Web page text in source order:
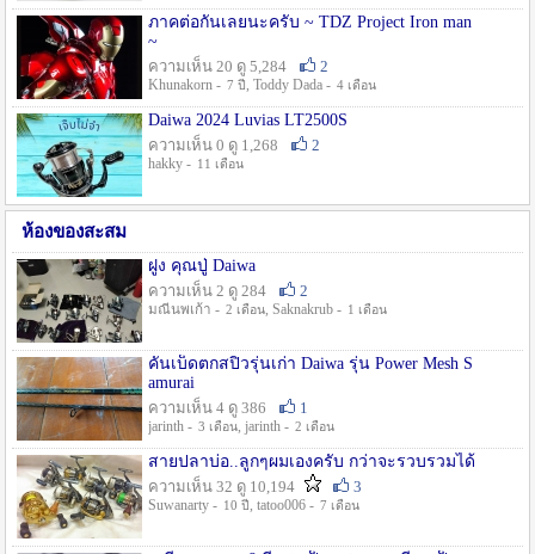
ภาคต่อกันเลยนะครับ ~ TDZ Project Iron man
~
ความเห็น 20 ดู 5,284
2
Khunakorn - 7 ปี , Toddy Dada - 4 เดือน
Daiwa 2024 Luvias LT2500S
ความเห็น 0 ดู 1,268
2
hakky - 11 เดือน
ห้องของสะสม
ฝูง คุณปู่ Daiwa
ความเห็น 2 ดู 284
2
มณีนพเก้า - 2 เดือน, Saknakrub - 1 เดือน
คันเบ็ดตกสปิ๋วรุ่นเก่า Daiwa รุ่น Power Mesh S
amurai
ความเห็น 4 ดู 386
1
jarinth - 3 เดือน, jarinth - 2 เดือน
สายปลาบ่อ..ลูกๆผมเองครับ กว่าจะรวบรวมได้
ความเห็น 32 ดู 10,194
3
Suwanarty - 10 ปี , tatoo006 - 7 เดือน